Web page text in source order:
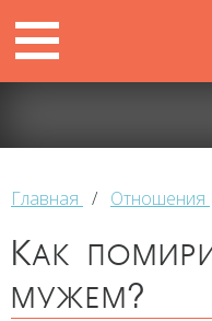
Главная / Отношения
Как
мужем?